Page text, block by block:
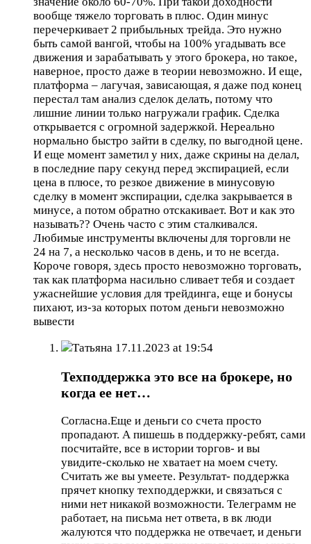
вообще тяжело торговать в плюс. Один минус
перечеркивает 2 прибыльных трейда. Это нужно
быть самой вангой, чтобы на 100% угадывать все
движения и зарабатывать у этого брокера, но такое,
наверное, просто даже в теории невозможно. И еще,
платформа – лагучая, зависающая, я даже под конец
перестал там анализ сделок делать, потому что
лишние линии только нагружали график. Сделка
открывается с огромной задержкой. Нереально
нормально быстро зайти в сделку, по выгодной цене.
И еще момент заметил у них, даже скрины на делал,
в последние пару секунд перед экспирацией, если
цена в плюсе, то резкое движение в минусовую
сделку в момент экспирации, сделка закрывается в
минусе, а потом обратно отскакивает. Вот и как это
называть?? Очень часто с этим сталкивался.
Любимые инструменты включены для торговли не
24 на 7, а несколько часов в день, и то не всегда.
Короче говоря, здесь просто невозможно торговать,
так как платформа насильно сливает тебя и создает
ужаснейшие условия для трейдинга, еще и бонусы
пихают, из-за которых потом деньги невозможно
вывести
Татьяна 17.11.2023 at 19:54
Техподдержка это все на брокере, но
когда ее нет…
Согласна.Еще и деньги со счета просто
пропадают. А пишешь в поддержку-ребят, сами
посчитайте, все в истории торгов- и вы
увидите-сколько не хватает на моем счету.
Считать же вы умеете. Результат- поддержка
прячет кнопку техподдержки, и связаться с
ними нет никакой возможности. Телеграмм не
работает, на письма нет ответа, в вк люди
жалуются что поддержка не отвечает, и деньги